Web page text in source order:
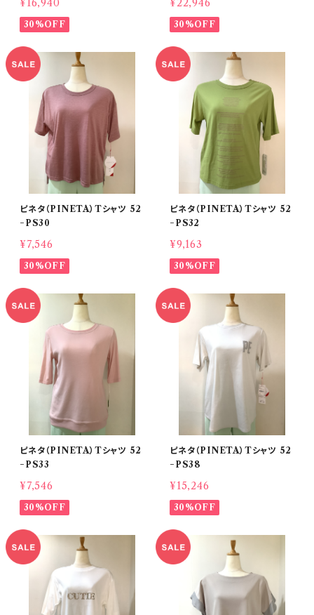
¥16,940
30%OFF
¥22,946
30%OFF
ピネタ（PINETA）Tシャツ 52
−PS30
¥7,546
30%OFF
ピネタ（PINETA）Tシャツ 52
−PS32
¥9,163
30%OFF
ピネタ（PINETA）Tシャツ 52
−PS33
¥7,546
30%OFF
ピネタ（PINETA）Tシャツ 52
−PS38
¥15,246
30%OFF